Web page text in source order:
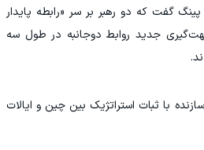
گفت که دو رهبر بر سر «رابطه پایدار
جدید روابط دوجانبه در طول سه
با ثبات استراتژیک بین چین و ایالات